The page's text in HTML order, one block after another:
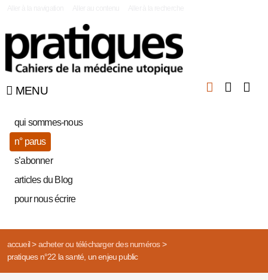
MENU
qui sommes-nous
n° parus
s’abonner
articles du Blog
pour nous écrire
accueil> acheter ou télécharger des numéros>
pratiques n°22 la santé, un enjeu public